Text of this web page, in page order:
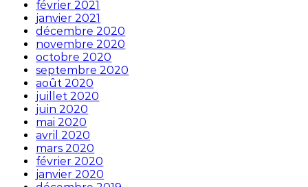
février 2021
janvier 2021
décembre 2020
novembre 2020
octobre 2020
septembre 2020
août 2020
juillet 2020
juin 2020
mai 2020
avril 2020
mars 2020
février 2020
janvier 2020